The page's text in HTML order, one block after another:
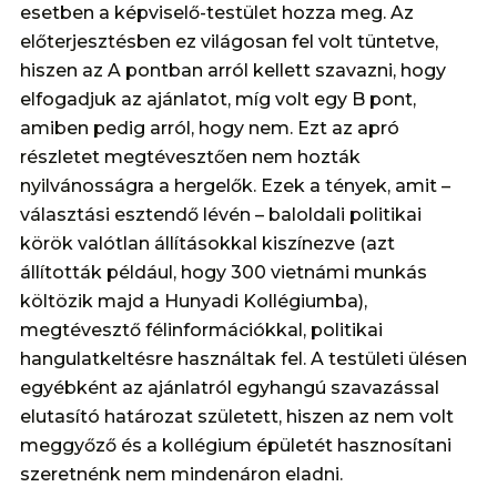
esetben a képviselő-testület hozza meg. Az
előterjesztésben ez világosan fel volt tüntetve,
hiszen az A pontban arról kellett szavazni, hogy
elfogadjuk az ajánlatot, míg volt egy B pont,
amiben pedig arról, hogy nem. Ezt az apró
részletet megtévesztően nem hozták
nyilvánosságra a hergelők. Ezek a tények, amit –
választási esztendő lévén – baloldali politikai
körök valótlan állításokkal kiszínezve (azt
állították például, hogy 300 vietnámi munkás
költözik majd a Hunyadi Kollégiumba),
megtévesztő félinformációkkal, politikai
hangulatkeltésre használtak fel. A testületi ülésen
egyébként az ajánlatról egyhangú szavazással
elutasító határozat született, hiszen az nem volt
meggyőző és a kollégium épületét hasznosítani
szeretnénk nem mindenáron eladni.